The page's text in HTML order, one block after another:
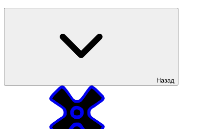
Назад